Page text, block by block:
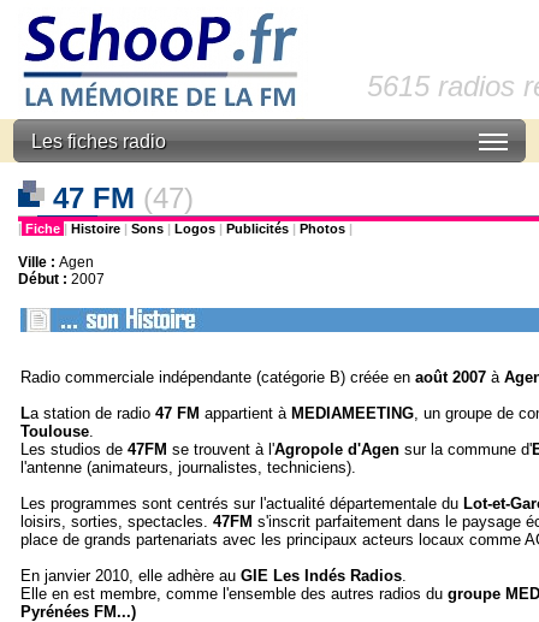
5615 radios
Les fiches radio
47 FM (47)
| Fiche | Histoire | Sons | Logos | Publicités | Photos |
Ville : Agen
Début : 2007
Radio commerciale indépendante (catégorie B) créée en août 2007 à
La station de radio 47 FM appartient à MEDIAMEETING, un groupe de
Toulouse.
Les studios de 47FM se trouvent à l'Agropole d'Agen sur la commune d'
l'antenne (animateurs, journalistes, techniciens).
Les programmes sont centrés sur l'actualité départementale du Lot-et-
loisirs, sorties, spectacles. 47FM s'inscrit parfaitement dans le paysage
place de grands partenariats avec les principaux acteurs locaux comme
En janvier 2010, elle adhère au GIE Les Indés Radios.
Elle en est membre, comme l'ensemble des autres radios du groupe
Pyrénées FM...)